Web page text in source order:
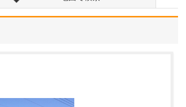
当院では、歯科の領域に
関してはオールラウンド
な…